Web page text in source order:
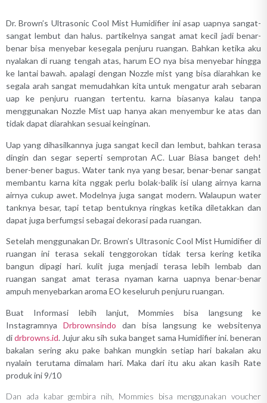
Dr. Brown’s Ultrasonic Cool Mist Humidifier ini asap uapnya sangat-
sangat lembut dan halus. partikelnya sangat amat kecil jadi benar-
benar bisa menyebar kesegala penjuru ruangan. Bahkan ketika aku
nyalakan di ruang tengah atas, harum EO nya bisa menyebar hingga
ke lantai bawah. apalagi dengan Nozzle mist yang bisa diarahkan ke
segala arah sangat memudahkan kita untuk mengatur arah sebaran
uap ke penjuru ruangan tertentu. karna biasanya kalau tanpa
menggunakan Nozzle Mist uap hanya akan menyembur ke atas dan
tidak dapat diarahkan sesuai keinginan.
Uap yang dihasilkannya juga sangat kecil dan lembut, bahkan terasa
dingin dan segar seperti semprotan AC. Luar Biasa banget deh!
bener-bener bagus. Water tank nya yang besar, benar-benar sangat
membantu karna kita nggak perlu bolak-balik isi ulang airnya karna
airnya cukup awet. Modelnya juga sangat modern. Walaupun water
tanknya besar, tapi tetap bentuknya ringkas ketika diletakkan dan
dapat juga berfumgsi sebagai dekorasi pada ruangan.
Setelah menggunakan Dr. Brown’s Ultrasonic Cool Mist Humidifier di
ruangan ini terasa sekali tenggorokan tidak tersa kering ketika
bangun dipagi hari. kulit juga menjadi terasa lebih lembab dan
ruangan sangat amat terasa nyaman karna uapnya benar-benar
ampuh menyebarkan aroma EO keseluruh penjuru ruangan.
Buat Informasi lebih lanjut, Mommies bisa langsung ke
Instagramnya Drbrownsindo dan bisa langsung ke websitenya
didrbrowns.id. Jujur aku sih suka banget sama Humidifier ini. beneran
bakalan sering aku pake bahkan mungkin setiap hari bakalan aku
nyalain terutama dimalam hari. Maka dari itu aku akan kasih Rate
produk ini 9/10
Dan ada kabar gembira nih, Mommies bisa menggunakan voucher